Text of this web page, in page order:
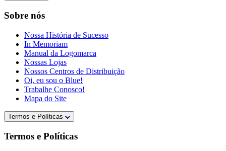
Sobre nós
Nossa História de Sucesso
In Memoriam
Manual da Logomarca
Nossas Lojas
Nossos Centros de Distribuição
Oi, eu sou o Blue!
Trabalhe Conosco!
Mapa do Site
Termos e Políticas
Termos e Políticas